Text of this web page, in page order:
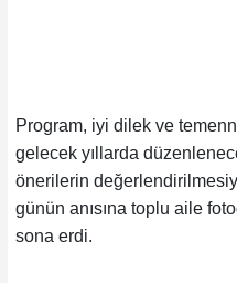
Program, iyi dilek ve
gelecek yıllarda
önerilerin
günün anısına toplu aile
sona erdi.